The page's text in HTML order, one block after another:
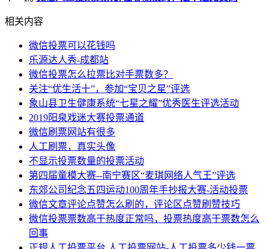
相关内容
微信投票可以花钱吗
乐源达人秀-成都站
微信投票怎么拉票比对手票数多？
关注“优生活十”，参加“宝贝之星”评选
象山县卫生健康系统“七星之耀”优秀医生评选活动
2019阳泉戏迷大赛投票通道
微信刷票网站有很多
人工刷票，真实头像
不显示投票数量的投票活动
第四届童模大赛--南宁赛区“麦琪网络人气王”评选
东郊公司纪念五四运动100周年手抄报大赛-活动投票
微信文章评论点赞怎么刷的，评论区点赞刷赞技巧
微信投票票数高于热度正常吗，投票热度高于票数怎么
回事